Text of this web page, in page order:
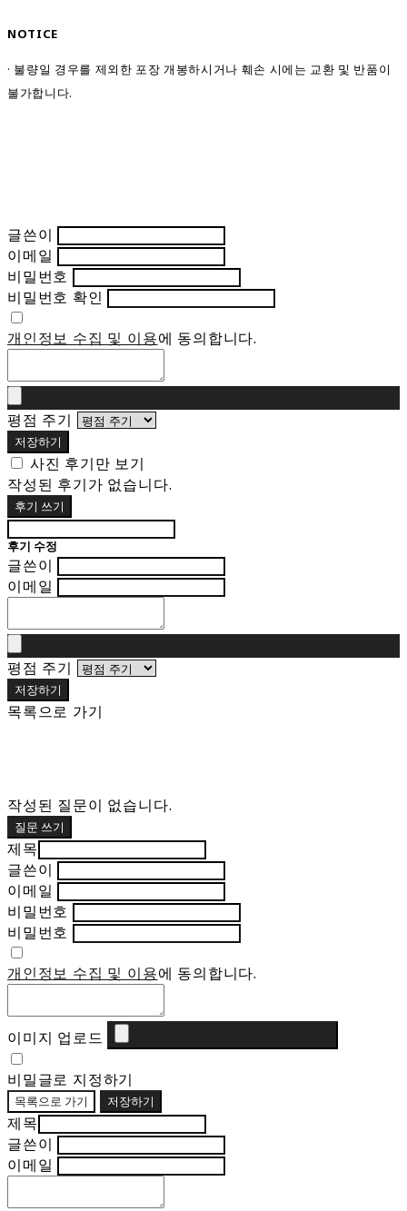
NOTICE
· 불량일 경우를 제외한 포장 개봉하시거나 훼손 시에는 교환 및 반품이
불가합니다.
글쓴이
이메일
비밀번호
비밀번호 확인
개인정보 수집 및 이용에 동의합니다.
평점 주기
저장하기
사진 후기만 보기
작성된 후기가 없습니다.
후기 쓰기
후기 수정
글쓴이
이메일
평점 주기
저장하기
목록으로 가기
작성된 질문이 없습니다.
질문 쓰기
제목
글쓴이
이메일
비밀번호
비밀번호
개인정보 수집 및 이용에 동의합니다.
이미지 업로드
비밀글로 지정하기
목록으로 가기 저장하기
제목
글쓴이
이메일